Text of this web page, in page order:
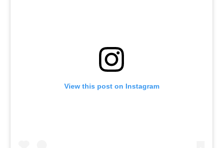
View this post on Instagram